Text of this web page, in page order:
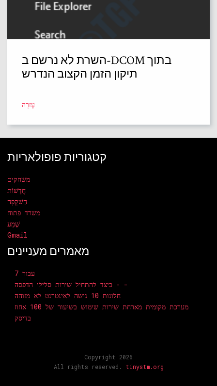
השרת לא נרשם ב-DCOM בתוך
תיקון הזמן הקצוב הנדרש
עֶזרָה
קטגוריות פופולאריות
משחקים
חֲדָשׁוֹת
הַשׁקָפָה
משרד פתוח
שֶׁמַע
Gmail
מאמרים מעניינים
7 עבור
כיצד להתחיל שירות סלילי הדפסה - -
חלונות 10 גישה לאינטרנט לא מזוהה
מערכת מקומית מארחת שירות שימוש בשיעור של 100 אחוז
בדיסק
Copyright 2026
All rights reserved. tinystm.org